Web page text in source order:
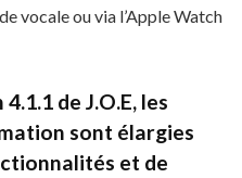
vocale ou via l’Apple Watch
de J.O.E, les
sont élargies
et de